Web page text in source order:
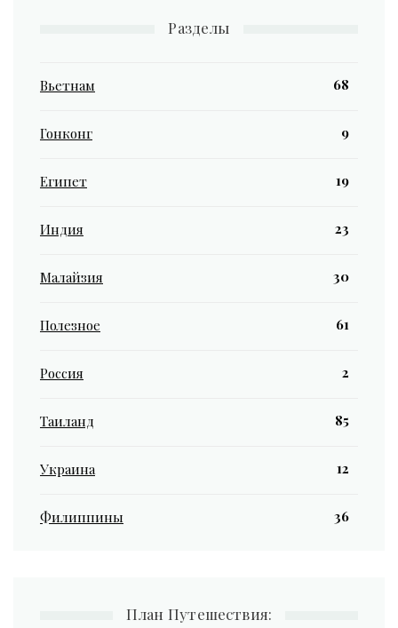
Разделы
Вьетнам 68
Гонконг 9
Египет 19
Индия 23
Малайзия 30
Полезное 61
Россия 2
Таиланд 85
Украина 12
Филиппины 36
План Путешествия: